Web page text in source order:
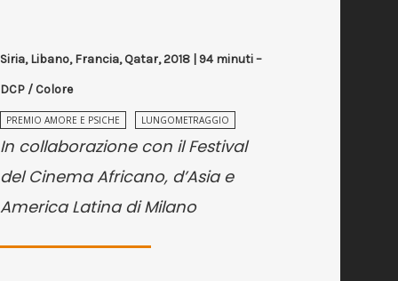
Siria, Libano, Francia, Qatar, 2018 | 94 minuti –
DCP / Colore
PREMIO AMORE E PSICHE LUNGOMETRAGGIO
In collaborazione con il Festival
del Cinema Africano, d’Asia e
America Latina di Milano